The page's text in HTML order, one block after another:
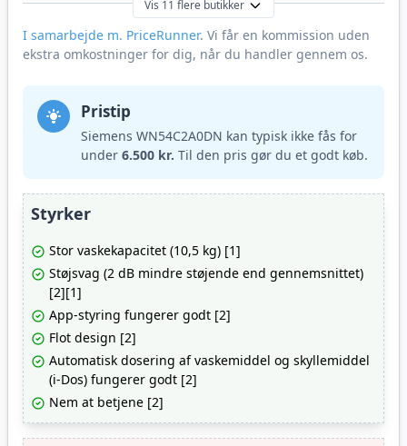
Vis 11 flere butikker
I samarbejde m. PriceRunner. Vi får en kommission uden
ekstra omkostninger for dig, når du handler gennem os.
Pristip
Siemens WN54C2A0DN kan typisk ikke fås for
under 6.500 kr. Til den pris gør du et godt køb.
Styrker
Stor vaskekapacitet (10,5 kg) [1]
Støjsvag (2 dB mindre støjende end gennemsnittet)
[2][1]
App-styring fungerer godt [2]
Flot design [2]
Automatisk dosering af vaskemiddel og skyllemiddel
(i-Dos) fungerer godt [2]
Nem at betjene [2]